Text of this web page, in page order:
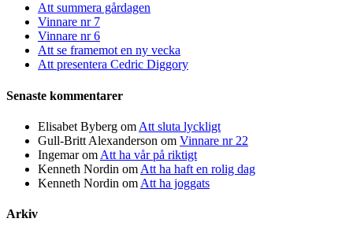
Att summera gårdagen
Vinnare nr 7
Vinnare nr 6
Att se framemot en ny vecka
Att presentera Cedric Diggory
Senaste kommentarer
Elisabet Byberg om Att sluta lyckligt
Gull-Britt Alexanderson om Vinnare nr 22
Ingemarom Att ha vår på riktigt
Kenneth Nordin om Att ha haft en rolig dag
Kenneth Nordin om Att ha joggats
Arkiv